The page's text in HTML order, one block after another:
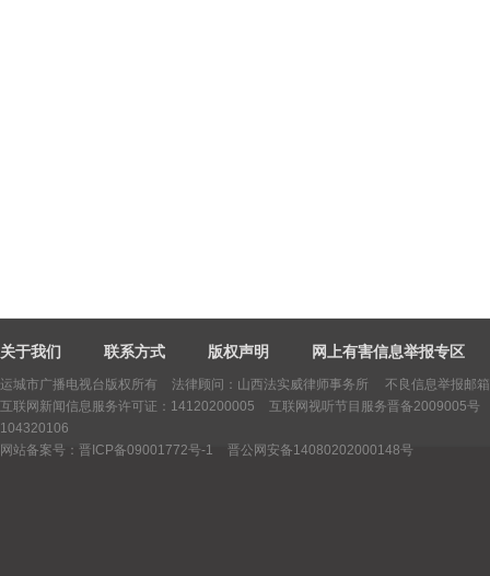
关于我们 联系方式 版权声明 网上有害信息举报专区
运城市广播电视台版权所有
法律顾问：山西法实威律师事务所 不良信息举报邮
互联网新闻信息服务许可证：14120200005
互联网视听节目服务晋备2009005号
104320106
网站备案号：晋ICP备09001772号-1
晋公网安备14080202000148号